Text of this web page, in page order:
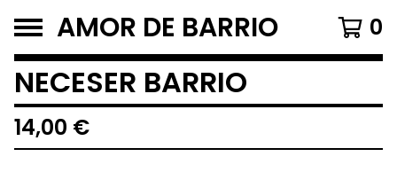
AMOR DE BARRIO 0
NECESER BARRIO
14,00 €